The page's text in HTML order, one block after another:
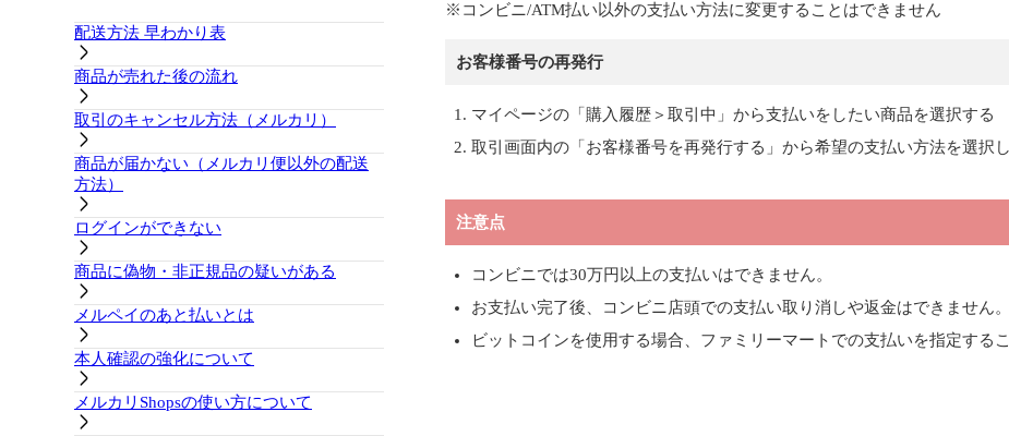
配送方法 早わかり表
商品が売れた後の流れ
取引のキャンセル方法（メルカリ）
商品が届かない（メルカリ便以外の配送
方法）
ログインができない
商品に偽物・非正規品の疑いがある
メルペイのあと払いとは
本人確認の強化について
メルカリShopsの使い方について
※コンビニ/ATM払い以外の支払い方法に変更することはできません
お客様番号の再発行
マイページの「購入履歴＞取引中」から支払いをしたい商品を選択する
取引画面内の「お客様番号を再発行する」から希望の支払い方法を選択
注意点
コンビニでは30万円以上の支払いはできません。
お支払い完了後、コンビニ店頭での支払い取り消しや返金はできません。
ビットコインを使用する場合、ファミリーマートでの支払いを指定する